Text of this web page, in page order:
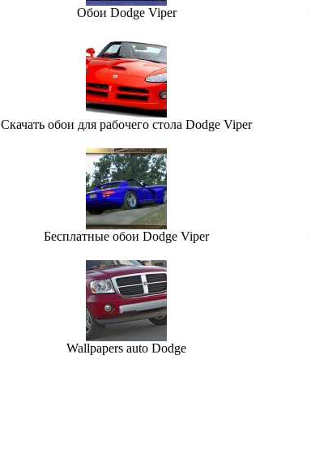
Обои Dodge Viper
Скачать обои для рабочего стола Dodge Viper
Бесплатные обои Dodge Viper
Wallpapers auto Dodge